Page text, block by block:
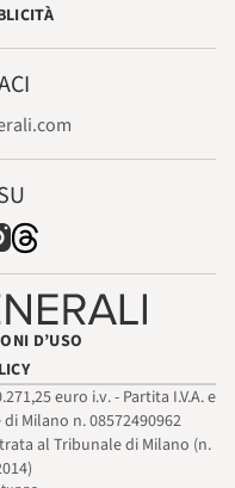
D’USO
euro i.v. - Partita I.V.A. e
Milano n. 08572490962
al Tribunale di Milano (n.